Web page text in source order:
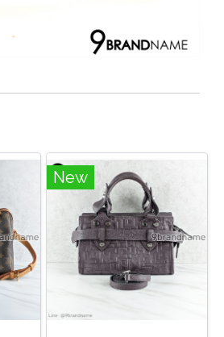
New